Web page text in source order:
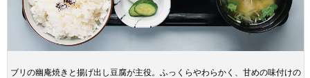
ブリの幽庵焼きと揚げ出し豆腐が主役。ふっくらやわらかく、甘めの味付けの